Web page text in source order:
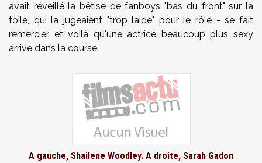
avait réveillé la bêtise de fanboys "bas du front" sur la
toile, qui la jugeaient "trop laide" pour le rôle - se fait
remercier et voilà qu'une actrice beaucoup plus sexy
arrive dans la course.
A gauche, Shailene Woodley. A droite, Sarah Gadon